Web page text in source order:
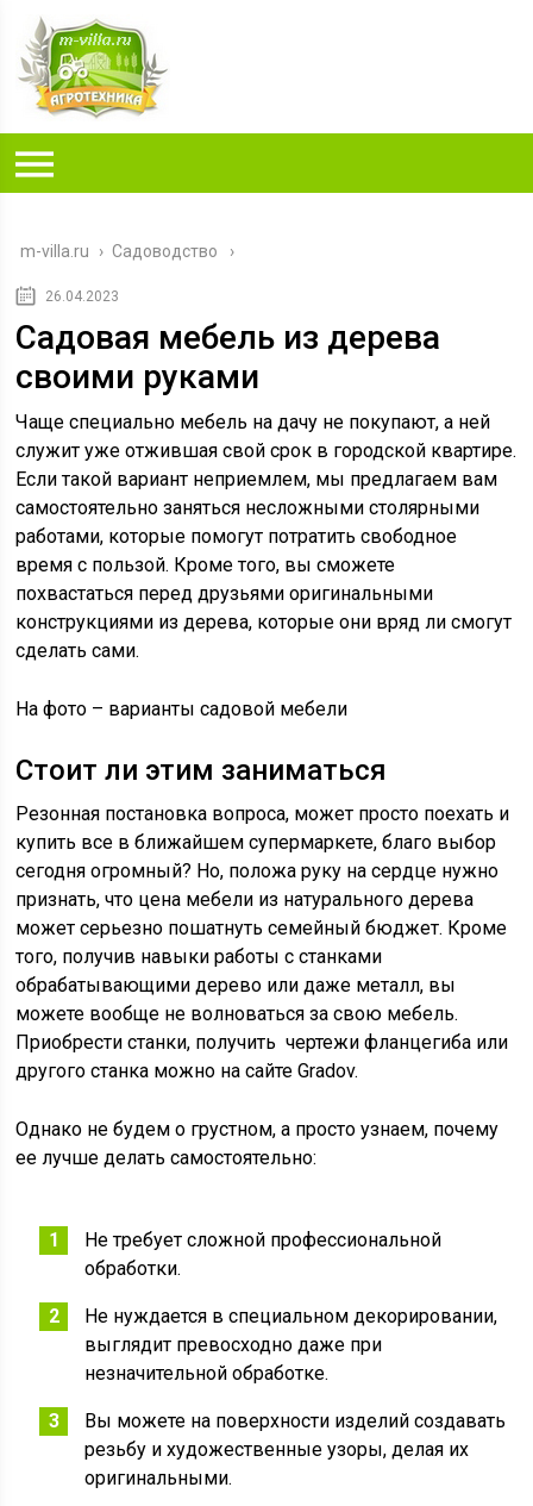
m-villa.ru › Садоводство
26.04.2023
Садовая мебель из дерева
своими руками
Чаще специально мебель на дачу не покупают, а ней
служит уже отжившая свой срок в городской квартире.
Если такой вариант неприемлем, мы предлагаем вам
самостоятельно заняться несложными столярными
работами, которые помогут потратить свободное
время с пользой. Кроме того, вы сможете
похвастаться перед друзьями оригинальными
конструкциями из дерева, которые они вряд ли смогут
сделать сами.
На фото – варианты садовой мебели
Стоит ли этим заниматься
Резонная постановка вопроса, может просто поехать и
купить все в ближайшем супермаркете, благо выбор
сегодня огромный? Но, положа руку на сердце нужно
признать, что цена мебели из натурального дерева
может серьезно пошатнуть семейный бюджет. Кроме
того, получив навыки работы с станками
обрабатывающими дерево или даже металл, вы
можете вообще не волноваться за свою мебель.
Приобрести станки, получить чертежи фланцегиба или
другого станка можно на сайте Gradov.
Однако не будем о грустном, а просто узнаем, почему
ее лучше делать самостоятельно:
Не требует сложной профессиональной
обработки.
Не нуждается в специальном декорировании,
выглядит превосходно даже при
незначительной обработке.
Вы можете на поверхности изделий создавать
резьбу и художественные узоры, делая их
оригинальными.